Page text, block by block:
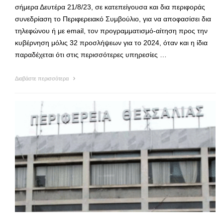
σήμερα Δευτέρα 21/8/23, σε κατεπείγουσα και δια περιφοράς
συνεδρίαση το Περιφερειακό Συμβούλιο, για να αποφασίσει δια
τηλεφώνου ή με email, τον προγραμματισμό-αίτηση προς την
κυβέρνηση μόλις 32 προσλήψεων για το 2024, όταν και η ίδια
παραδέχεται ότι στις περισσότερες υπηρεσίες …
Διαβάστε περισσότερα